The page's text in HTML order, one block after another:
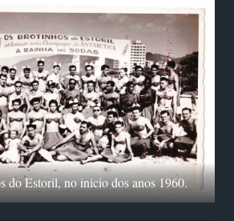
do Estoril, no inicio dos anos 1960.